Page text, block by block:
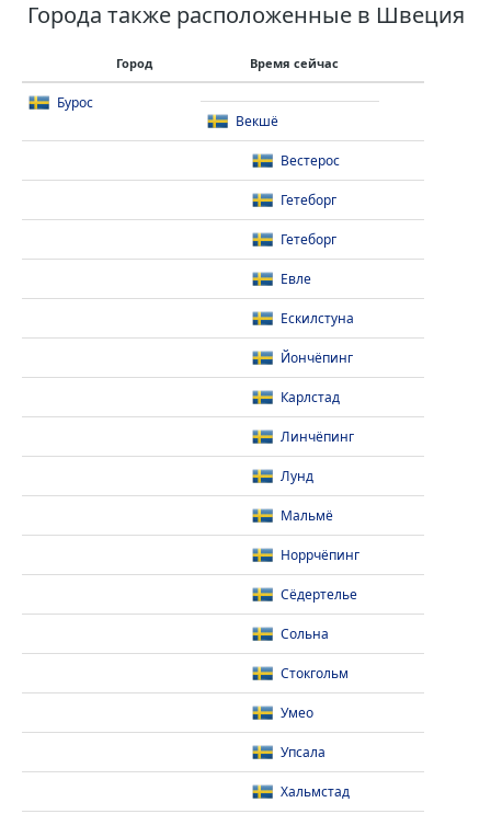
Города также расположенные в Швеция
Город Время сейчас
Бурос
Векшё
Вестерос
Гетеборг
Гетеборг
Евле
Ескилстуна
Йончёпинг
Карлстад
Линчёпинг
Лунд
Мальмё
Норрчёпинг
Сёдертелье
Сольна
Стокгольм
Умео
Упсала
Хальмстад